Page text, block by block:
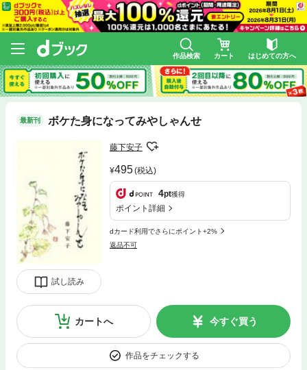
作品検索 カート はじめての方へ
最新刊 ボケた身になってみやしゃんせ
試し読み
藤下安子
495(税込)
4pt獲得
ポイント詳細
dカード利用でさらにポイント+2%
返品不可
カートへ 今すぐ買う
作品をチェックする